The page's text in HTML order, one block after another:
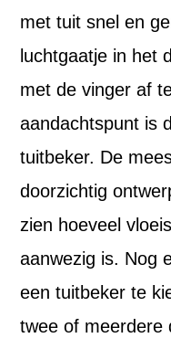
met tuit snel en
luchtgaatje in het
met de vinger af
aandachtspunt is
tuitbeker. De
doorzichtig
zien hoeveel
aanwezig is. Nog
een tuitbeker te
twee of meerdere